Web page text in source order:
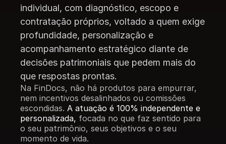
individual, com diagnóstico, escopo e
contratação próprios, voltado a quem exige
profundidade, personalização e
acompanhamento estratégico diante de
decisões patrimoniais que pedem mais do
que respostas prontas.
Na FinDocs, não há produtos para empurrar,
nem incentivos desalinhados ou comissões
escondidas. A atuação é 100% independente e
personalizada, focada no que faz sentido para
o seu patrimônio, seus objetivos e o seu
momento de vida.